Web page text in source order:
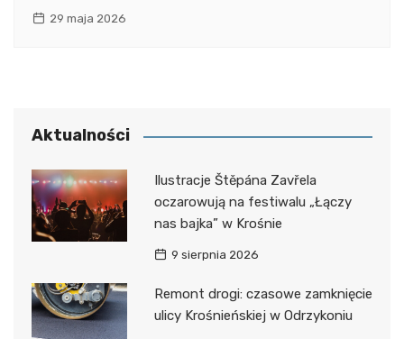
29 maja 2026
Aktualności
Ilustracje Štěpána Zavřela
oczarowują na festiwalu „Łączy
nas bajka” w Krośnie
9 sierpnia 2026
Remont drogi: czasowe zamknięcie
ulicy Krośnieńskiej w Odrzykoniu